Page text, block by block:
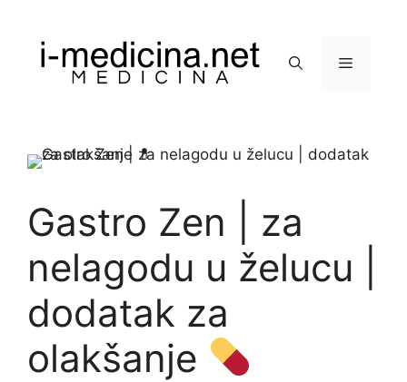
sadržaj
Izbornik
Gastro Zen | za
nelagodu u želucu |
dodatak za
olakšanje